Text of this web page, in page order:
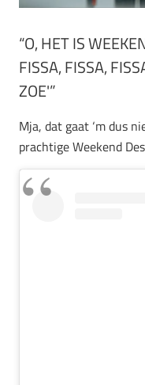
“O, HET IS
FISSA, FISSA,
ZOE'”
Mja, dat gaat ‘m dus
prachtige Weekend